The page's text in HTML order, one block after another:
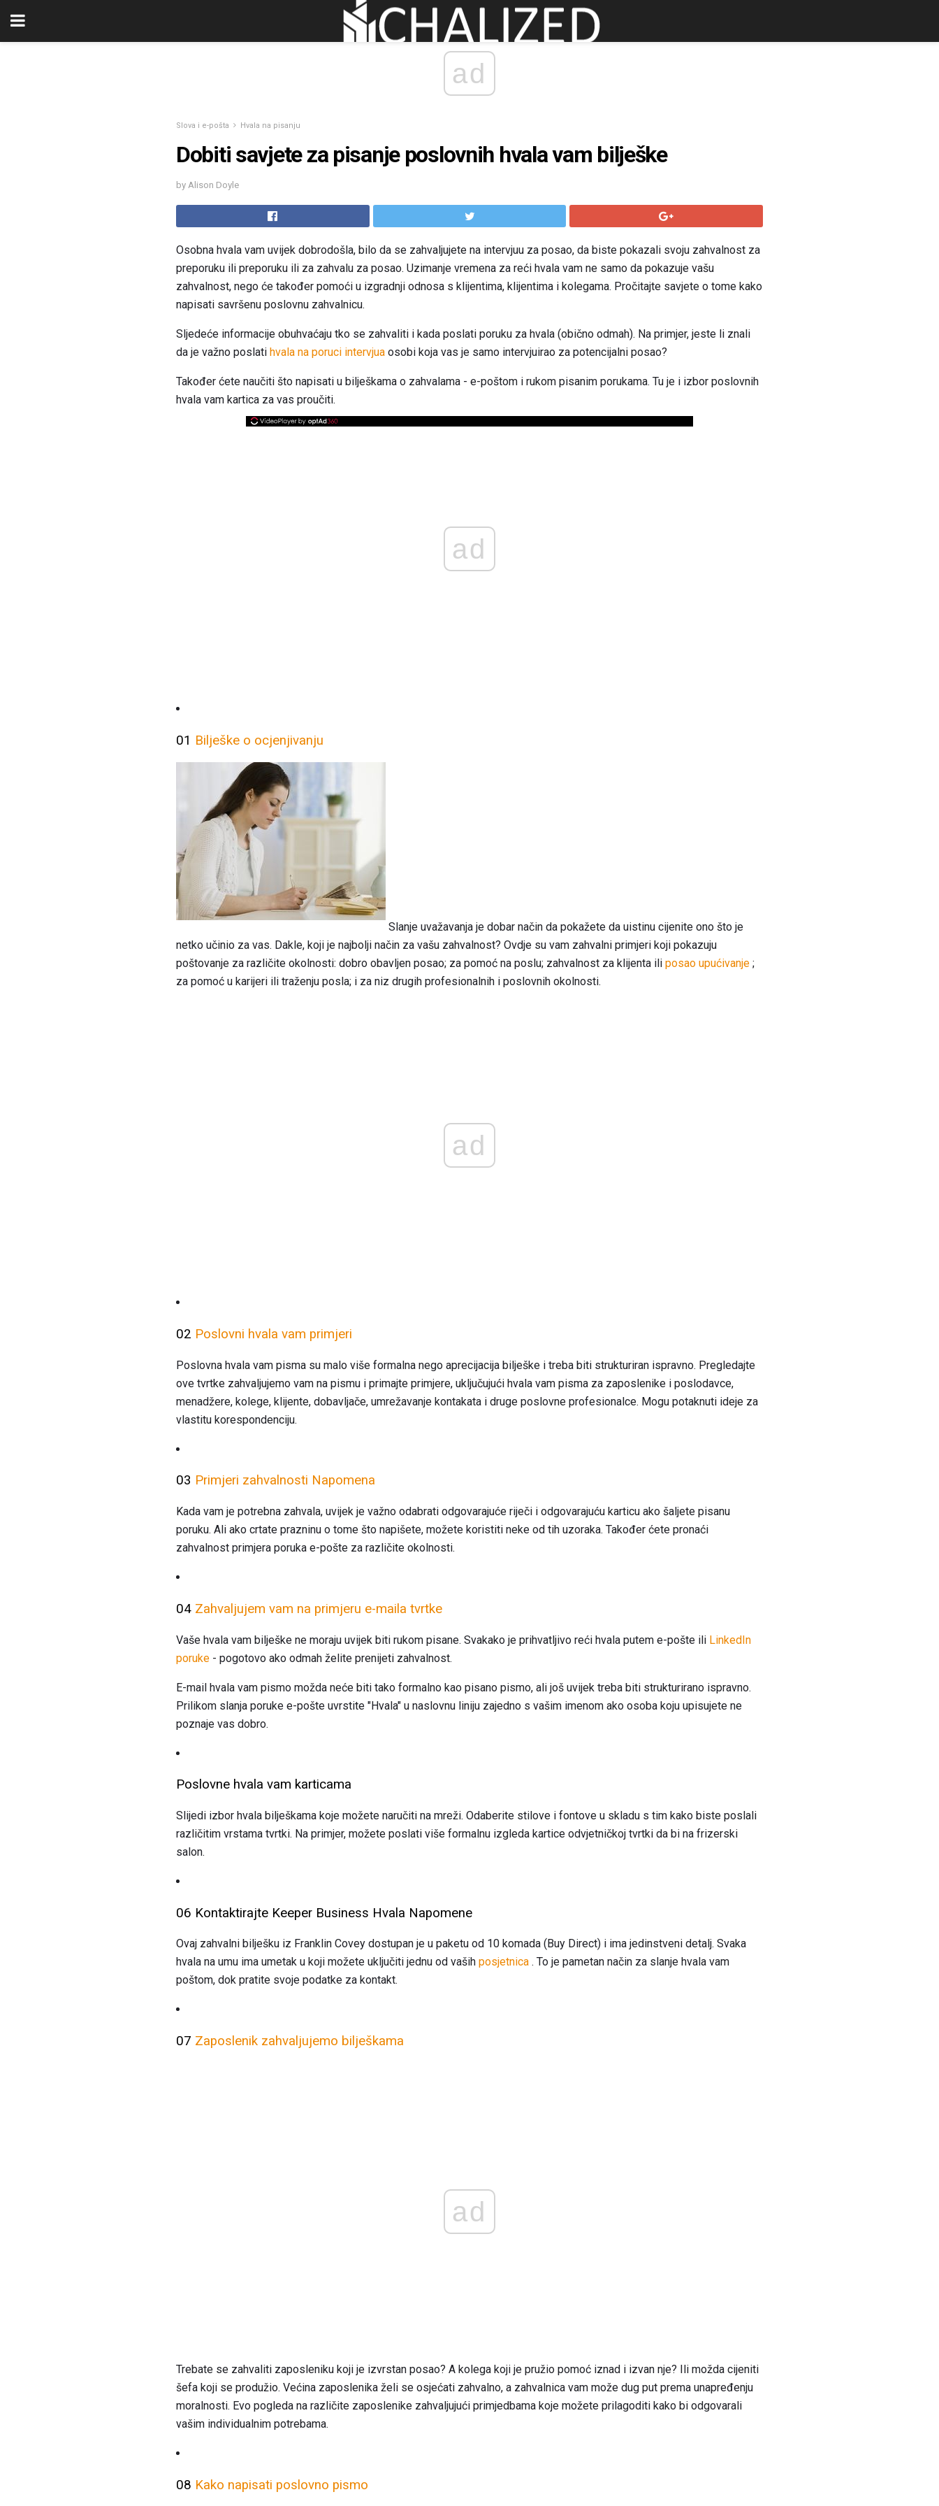
ad
Slova i e-pošta Hvala na pisanju
Dobiti savjete za pisanje poslovnih hvala vam bilješke
by Alison Doyle
Osobna hvala vam uvijek dobrodošla, bilo da se zahvaljujete na intervjuu za posao, da biste pokazali svoju zahvalnost za
preporuku ili preporuku ili za zahvalu za posao. Uzimanje vremena za reći hvala vam ne samo da pokazuje vašu
zahvalnost, nego će također pomoći u izgradnji odnosa s klijentima, klijentima i kolegama. Pročitajte savjete o tome kako
napisati savršenu poslovnu zahvalnicu.
Sljedeće informacije obuhvaćaju tko se zahvaliti i kada poslati poruku za hvala (obično odmah). Na primjer, jeste li znali
da je važno poslati hvala na poruci intervjua osobi koja vas je samo intervjuirao za potencijalni posao?
Također ćete naučiti što napisati u bilješkama o zahvalama - e-poštom i rukom pisanim porukama. Tu je i izbor poslovnih
hvala vam kartica za vas proučiti.
ad
01 Bilješke o ocjenjivanju
Slanje uvažavanja je dobar način da pokažete da uistinu cijenite ono što je
netko učinio za vas. Dakle, koji je najbolji način za vašu zahvalnost? Ovdje su vam zahvalni primjeri koji pokazuju
poštovanje za različite okolnosti: dobro obavljen posao; za pomoć na poslu; zahvalnost za klijenta ili posao upućivanje ;
za pomoć u karijeri ili traženju posla; i za niz drugih profesionalnih i poslovnih okolnosti.
ad
02 Poslovni hvala vam primjeri
Poslovna hvala vam pisma su malo više formalna nego aprecijacija bilješke i treba biti strukturiran ispravno. Pregledajte
ove tvrtke zahvaljujemo vam na pismu i primajte primjere, uključujući hvala vam pisma za zaposlenike i poslodavce,
menadžere, kolege, klijente, dobavljače, umrežavanje kontakata i druge poslovne profesionalce. Mogu potaknuti ideje za
vlastitu korespondenciju.
03 Primjeri zahvalnosti Napomena
Kada vam je potrebna zahvala, uvijek je važno odabrati odgovarajuće riječi i odgovarajuću karticu ako šaljete pisanu
poruku. Ali ako crtate prazninu o tome što napišete, možete koristiti neke od tih uzoraka. Također ćete pronaći
zahvalnost primjera poruka e-pošte za različite okolnosti.
04 Zahvaljujem vam na primjeru e-maila tvrtke
Vaše hvala vam bilješke ne moraju uvijek biti rukom pisane. Svakako je prihvatljivo reći hvala putem e-pošte ili LinkedIn
poruke - pogotovo ako odmah želite prenijeti zahvalnost.
E-mail hvala vam pismo možda neće biti tako formalno kao pisano pismo, ali još uvijek treba biti strukturirano ispravno.
Prilikom slanja poruke e-pošte uvrstite "Hvala" u naslovnu liniju zajedno s vašim imenom ako osoba koju upisujete ne
poznaje vas dobro.
Poslovne hvala vam karticama
Slijedi izbor hvala bilješkama koje možete naručiti na mreži. Odaberite stilove i fontove u skladu s tim kako biste poslali
različitim vrstama tvrtki. Na primjer, možete poslati više formalnu izgleda kartice odvjetničkoj tvrtki da bi na frizerski
salon.
06 Kontaktirajte Keeper Business Hvala Napomene
Ovaj zahvalni bilješku iz Franklin Covey dostupan je u paketu od 10 komada (Buy Direct) i ima jedinstveni detalj. Svaka
hvala na umu ima umetak u koji možete uključiti jednu od vaših posjetnica . To je pametan način za slanje hvala vam
poštom, dok pratite svoje podatke za kontakt.
07 Zaposlenik zahvaljujemo bilješkama
ad
Trebate se zahvaliti zaposleniku koji je izvrstan posao? A kolega koji je pružio pomoć iznad i izvan nje? Ili možda cijeniti
šefa koji se produžio. Većina zaposlenika želi se osjećati zahvalno, a zahvalnica vam može dug put prema unapređenju
moralnosti. Evo pogleda na različite zaposlenike zahvaljujući primjedbama koje možete prilagoditi kako bi odgovarali
vašim individualnim potrebama.
08 Kako napisati poslovno pismo